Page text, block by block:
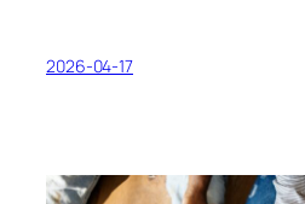
2026-04-17